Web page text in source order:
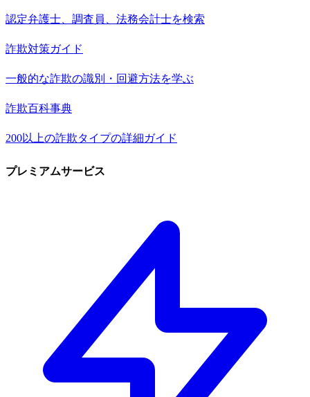
認定弁護士、調査員、法務会計士を検索
詐欺対策ガイド
一般的な詐欺の識別・回避方法を学ぶ
詐欺百科事典
200以上の詐欺タイプの詳細ガイド
プレミアムサービス